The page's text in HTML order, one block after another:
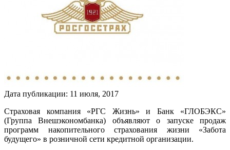
Дата публикации: 11 июля, 2017
Страховая компания «РГС Жизнь» и Банк «ГЛОБЭКС»
(Группа Внешэкономбанка) объявляют о запуске продаж
программ накопительного страхования жизни «Забота
будущего» в розничной сети кредитной организации.